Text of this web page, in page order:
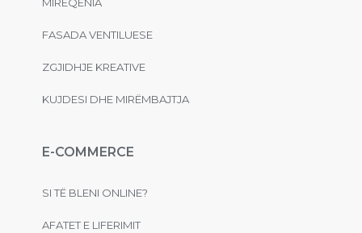
FASADA VENTILUESE
ZGJIDHJE KREATIVE
KUJDESI DHE MIRËMBAJTJA
E-COMMERCE
SI TË BLENI ONLINE?
AFATET E LIFERIMIT